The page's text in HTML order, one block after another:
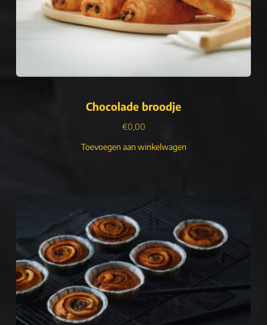
Chocolade broodje
€0,00
Toevoegen aan winkelwagen